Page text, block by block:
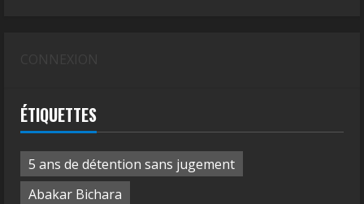
ÉTIQUETTES
5 ans de détention sans jugement
Abakar Bichara